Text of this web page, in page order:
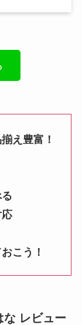
え豊富！
応
こう！
な レビュー